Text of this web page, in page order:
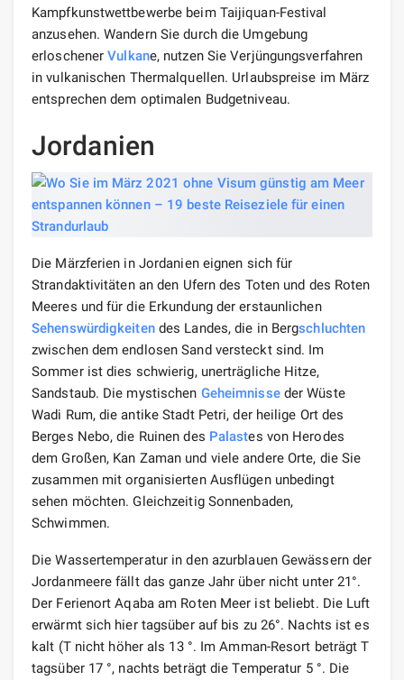
Kampfkunstwettbewerbe beim Taijiquan-Festival
anzusehen. Wandern Sie durch die Umgebung
erloschenerVulkane, nutzen Sie Verjüngungsverfahren
in vulkanischen Thermalquellen. Urlaubspreise im März
entsprechen dem optimalen Budgetniveau.
Jordanien
Die Märzferien in Jordanien eignen sich für
Strandaktivitäten an den Ufern des Toten und des Roten
Meeres und für die Erkundung der erstaunlichen
Sehenswürdigkeitendes Landes, die in Bergschluchten
zwischen dem endlosen Sand versteckt sind. Im
Sommer ist dies schwierig, unerträgliche Hitze,
Sandstaub. Die mystischen Geheimnisseder Wüste
Wadi Rum, die antike Stadt Petri, der heilige Ort des
Berges Nebo, die Ruinen des Palastes von Herodes
dem Großen, Kan Zaman und viele andere Orte, die Sie
zusammen mit organisierten Ausflügen unbedingt
sehen möchten. Gleichzeitig Sonnenbaden,
Schwimmen.
Die Wassertemperatur in den azurblauen Gewässern der
Jordanmeere fällt das ganze Jahr über nicht unter 21°.
Der Ferienort Aqaba am Roten Meer ist beliebt. Die Luft
erwärmt sich hier tagsüber auf bis zu 26°. Nachts ist es
kalt (T nicht höher als 13 °. Im Amman-Resort beträgt T
tagsüber 17 °, nachts beträgt die Temperatur 5 °. Die